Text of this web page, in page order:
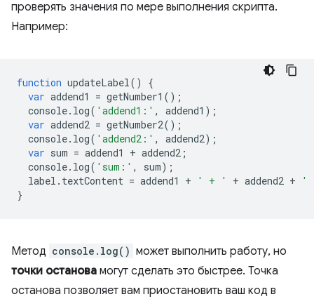
проверять значения по мере выполнения скрипта.
Например:
function updateLabel()
{
var addend1 = getNumber1 ();
console. log( 'addend1:' , addend1 );
var addend2 = getNumber2();
console. log( 'addend2:' , addend2);
var sum = addend1 + addend2 ;
console. log( 'sum:' , sum);
label . textContent = addend1 + ' + ' + addend2 +
'
}
Метод console.log() может выполнить работу, но
точки останова могут сделать это быстрее. Точка
останова позволяет вам приостановить ваш код в